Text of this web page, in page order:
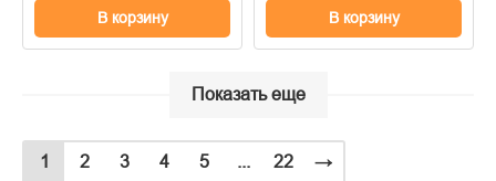
В корзину В корзину
Показать еще
1 2 3 4 5 ... 22 →